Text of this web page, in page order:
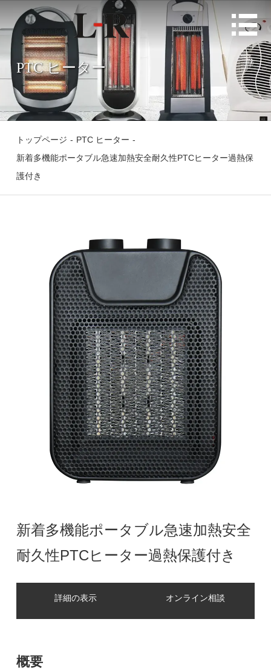

PTC ヒーター
トップページ - PTC ヒーター -
新着多機能ポータブル急速加熱安全耐久性PTCヒーター過熱保
護付き
新着多機能ポータブル急速加熱安全
耐久性PTCヒーター過熱保護付き
詳細の表示 オンライン相談
概要